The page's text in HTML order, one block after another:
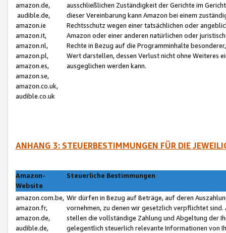
amazon.de,
audible.de,
amazon.ie
amazon.it,
amazon.nl,
amazon.pl,
amazon.es,
amazon.se,
amazon.co.uk,
audible.co.uk
ausschließlichen Zuständigkeit der Gerichte im
dieser Vereinbarung kann Amazon bei einem
Rechtsschutz wegen einer tatsächlichen oder
Amazon oder einer anderen natürlichen oder
Rechte in Bezug auf die Programminhalte
Wert darstellen, dessen Verlust nicht ohne Weiteres
ausgeglichen werden kann.
ANHANG 3: STEUERBESTIMMUNGEN FÜR DIE
Amazon-
Website
Steuerliche Bestimmungen
amazon.com.be,
amazon.fr,
amazon.de,
audible.de,
Wir dürfen in Bezug auf Beträge, auf deren
vornehmen, zu denen wir gesetzlich verpflichtet
stellen die vollständige Zahlung und Abgeltung der
gelegentlich steuerlich relevante Informationen von